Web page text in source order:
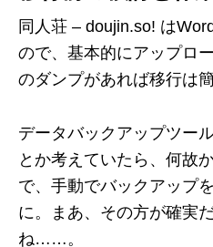
同人荘 – doujin.so! は
ので、基本的にアップロ
のダンプがあれば移行は
データバックアップツー
とか考えていたら、何故
で、手動でバックアップ
に。まあ、その方が確実
ね……。